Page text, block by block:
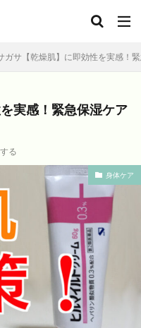
ガサ【乾燥肌】に即効性を実感！
実感！緊急保湿ケア
る
身体ケア